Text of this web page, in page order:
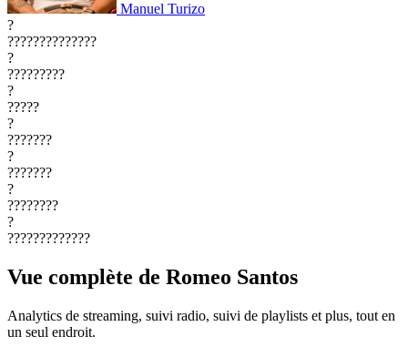
Manuel Turizo
?
??????????????
?
?????????
?
?????
?
???????
?
???????
?
????????
?
?????????????
Vue complète de Romeo Santos
Analytics de streaming, suivi radio, suivi de playlists et plus, tout en
un seul endroit.